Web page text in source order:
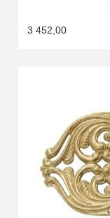
3 452,00